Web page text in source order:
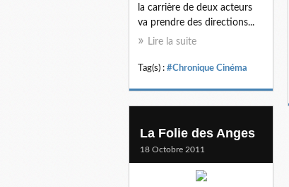
la carrière de deux acteurs
va prendre des directions...
Lire la suite
Tag(s) : #Chronique Cinéma
La Folie des Anges
18 Octobre 2011